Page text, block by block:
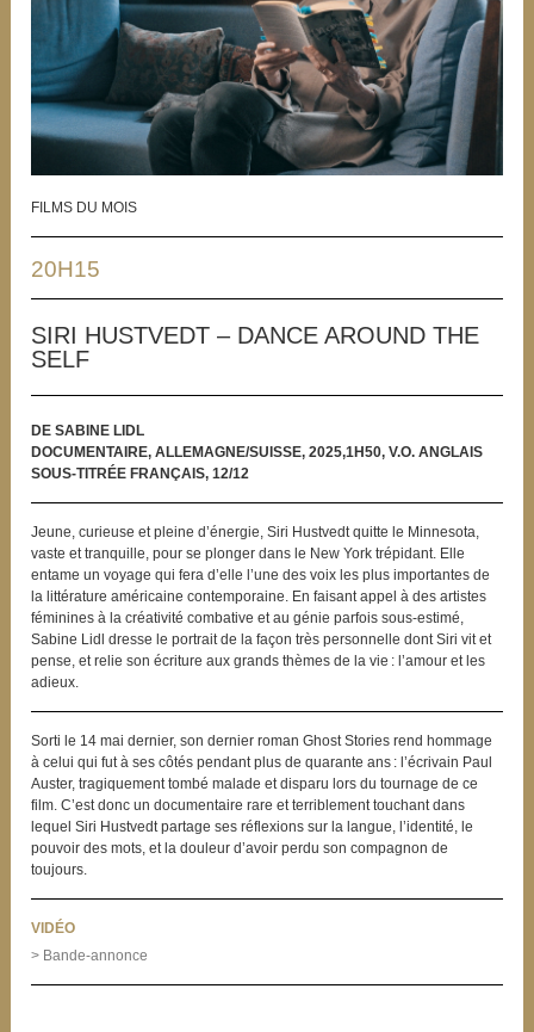
FILMS DU MOIS
20H15
SIRI HUSTVEDT – DANCE AROUND THE
SELF
DE SABINE LIDL
DOCUMENTAIRE, ALLEMAGNE/SUISSE, 2025,1H50, V.O. ANGLAIS
SOUS-TITRÉE FRANÇAIS, 12/12
Jeune, curieuse et pleine d’énergie, Siri Hustvedt quitte le Minnesota,
vaste et tranquille, pour se plonger dans le New York trépidant. Elle
entame un voyage qui fera d’elle l’une des voix les plus importantes de
la littérature américaine contemporaine. En faisant appel à des artistes
féminines à la créativité combative et au génie parfois sous-estimé,
Sabine Lidl dresse le portrait de la façon très personnelle dont Siri vit et
pense, et relie son écriture aux grands thèmes de la vie : l’amour et les
adieux.
Sorti le 14 mai dernier, son dernier roman Ghost Stories rend hommage
à celui qui fut à ses côtés pendant plus de quarante ans : l’écrivain Paul
Auster, tragiquement tombé malade et disparu lors du tournage de ce
film. C’est donc un documentaire rare et terriblement touchant dans
lequel Siri Hustvedt partage ses réflexions sur la langue, l’identité, le
pouvoir des mots, et la douleur d’avoir perdu son compagnon de
toujours.
VIDÉO
> Bande-annonce